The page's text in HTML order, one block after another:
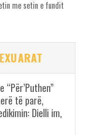
me setin e fundit
të parë,
Dielli im,